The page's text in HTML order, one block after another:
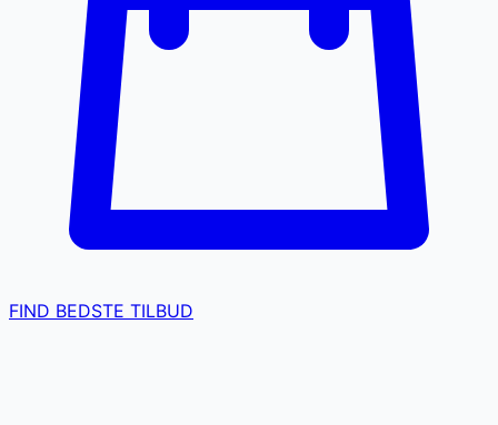
FIND BEDSTE TILBUD